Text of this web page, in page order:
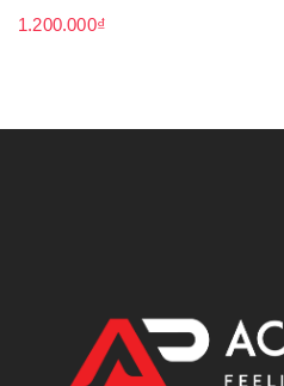
1.200.000₫